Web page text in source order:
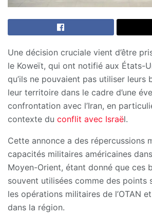
Une décision cruciale vient d’être
le Koweït, qui ont notifié aux États-
qu’ils ne pouvaient pas utiliser leurs
leur territoire dans le cadre d’une
confrontation avec l’Iran, en
contexte du conflit avec Israël.
Cette annonce a des répercussions
capacités militaires américaines
Moyen-Orient, étant donné que ces
souvent utilisées comme des points
les opérations militaires de l’OTAN
dans la région.